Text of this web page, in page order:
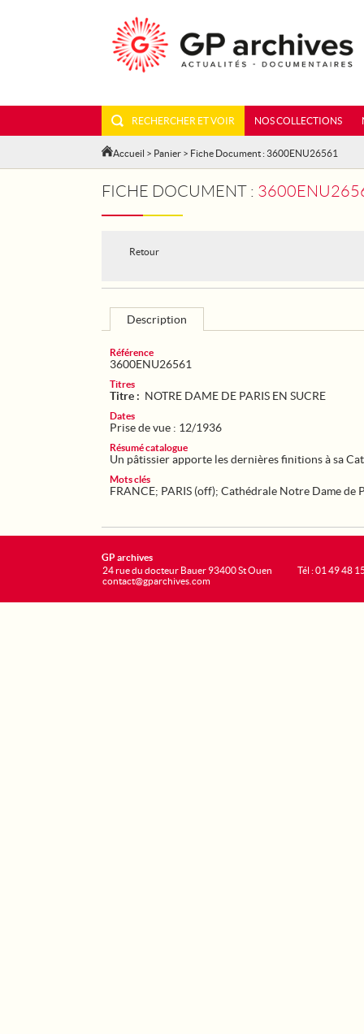
RECHERCHER ET VOIR NOS COLLECTIONS
Accueil > Panier > Fiche Document : 3600ENU26561
FICHE DOCUMENT :
Retour
Description
Référence
3600ENU26561
Titres
Titre : NOTRE DAME DE PARIS EN SUCRE
Dates
Prise de vue : 12/1936
Résumé catalogue
Un pâtissier apporte les dernières finitions à sa
Mots clés
FRANCE; PARIS (off); Cathédrale Notre Dame de
GP archives
24 rue du docteur Bauer 93400 St Ouen
contact@gparchives.com
Tél : 01 49 48